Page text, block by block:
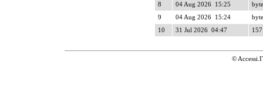
8
04 Aug 2026 15:25
9
04 Aug 2026 15:24
10
31 Jul 2026 04:47
©